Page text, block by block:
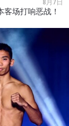
8月7日
客场打响恶战！
获得权限了
遇获得直播